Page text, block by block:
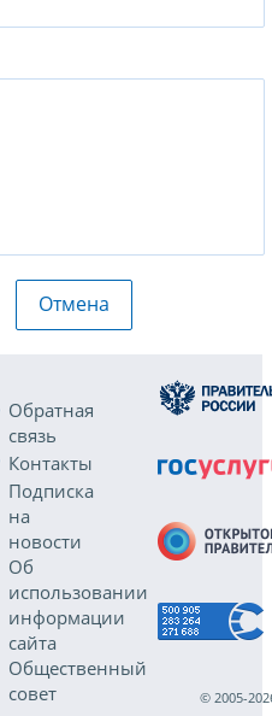
Отмена
Обратная
связь
Контакты
Подписка
на
новости
Об
использовании
информации
сайта
Общественный
совет
© 2005-